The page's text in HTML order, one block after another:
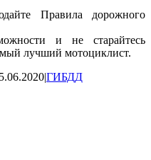
Правила дорожного
и не старайтесь
лучший мотоциклист.
|ГИБДД